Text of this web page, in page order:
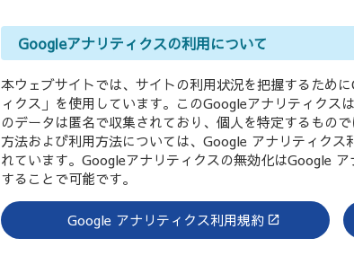
Googleアナリティクスの利用について
本ウェブサイトでは、サイトの利用状況を把握するため
ィクス」を使用しています。このGoogleアナリティクス
のデータは匿名で収集されており、個人を特定するもの
方法および利用方法については、Google アナリティク
れています。Googleアナリティクスの無効化はGoogle
することで可能です。
Google アナリティクス利用規約